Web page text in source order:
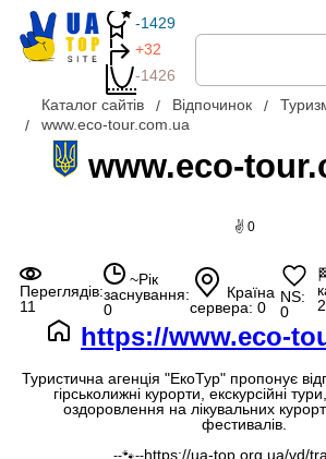
-1429
+32
-1426
Каталог сайтів Відпочинок
www.eco-tour.com.ua
www.eco-
✌ 0
Переглядів:
11
~Рік
заснування:
0
Країна
сервера: 0
NS:
0
https://www.eco-
Туристична агенція "ЕкоТур" пропонує
гірськолижні курорти, екскурсійні
оздоровлення на лікувальних
фестивалів.
--🐾--https://ua-top.org.ua/vd/